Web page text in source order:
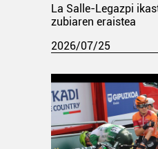
La Salle-Legazpi
zubiaren eraistea
2026/07/25